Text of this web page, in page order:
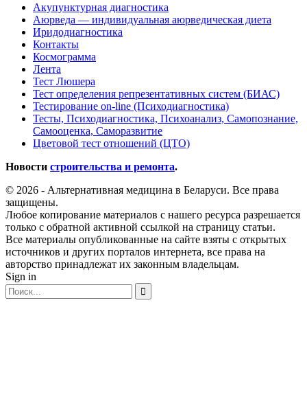
Акупунктурная диагностика
Аюрведа — индивидуальная аюрведическая диета
Иридодиагностика
Контакты
Космограмма
Лента
Тест Люшера
Тест определения репрезентативных систем (БИАС)
Тестирование on-line (Психодиагностика)
Тесты, Психодиагностика, Психоанализ, Самопознание,
Самооценка, Саморазвитие
Цветовой тест отношений (ЦТО)
Новости строительства и ремонта.
© 2026 - Альтернативная медицина в Беларуси. Все права
защищены.
Любое копирование материалов с нашего ресурса разрешается
только с обратной активной ссылкой на страницу статьи.
Все материалы опубликованные на сайте взяты с открытых
источников и других порталов интернета, все права на
авторство принадлежат их законным владельцам.
Sign in